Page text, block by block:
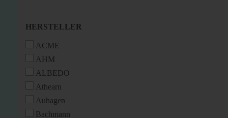
HERSTELLER
HERSTELLER
ACME
AHM
ALBEDO
Athearn
Auhagen
Bachmann